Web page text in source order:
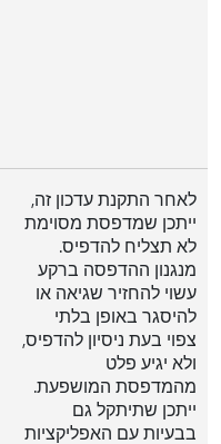
לאחר התקנת עדכון זה,
ייתכן שמדפסת מסוימת
לא תצליח להדפיס.
מנגנון ההדפסה ברקע
עשוי להחזיר שגיאה או
להיסגר באופן בלתי
צפוי בעת ניסיון להדפיס,
ולא יגיע פלט
מהמדפסת המושפעת.
ייתכן שתיתקל גם
בבעיות עם האפליקציות